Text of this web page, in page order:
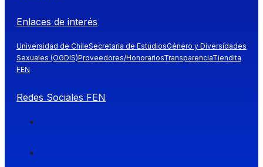
Enlaces de interés
Universidad de ChileSecretaría de EstudiosGénero y Diversidades
Sexuales (OGDIS)Proveedores/HonorariosTransparenciaTiendita
FEN
Redes Sociales FEN